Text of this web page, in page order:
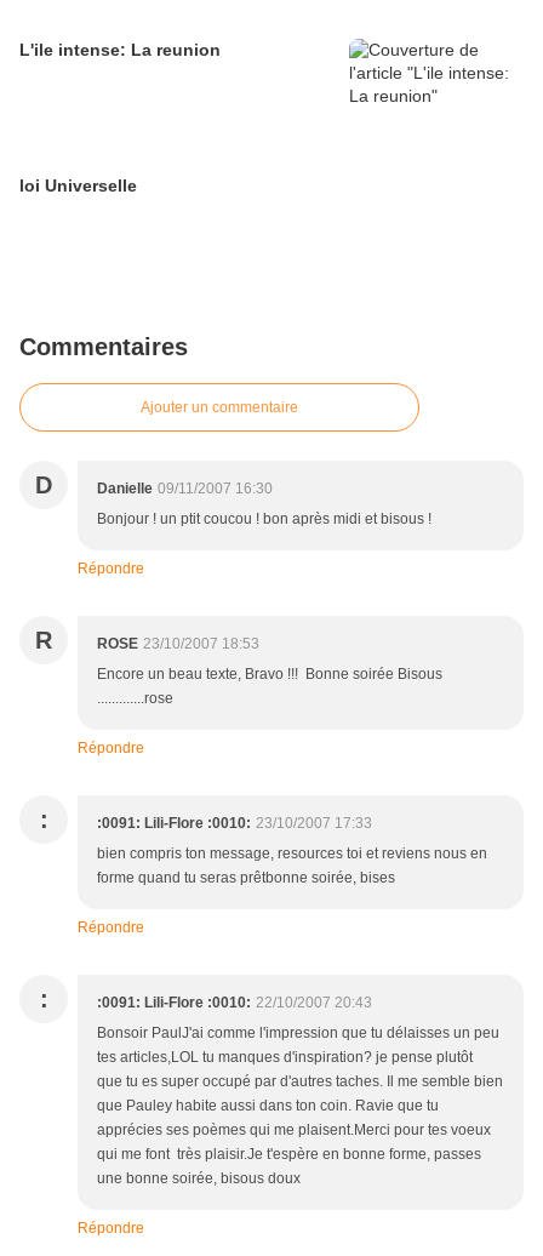
L'ile intense: La reunion
loi Universelle
Commentaires
Ajouter un commentaire
D Danielle 09/11/2007 16:30
Bonjour ! un ptit coucou ! bon après midi et bisous !
Répondre
R ROSE 23/10/2007 18:53
Encore un beau texte, Bravo !!! Bonne soirée Bisous
.............rose
Répondre
: :0091: Lili-Flore :0010: 23/10/2007 17:33
bien compris ton message, resources toi et reviens nous en
forme quand tu seras prêtbonne soirée, bises
Répondre
: :0091: Lili-Flore :0010: 22/10/2007 20:43
Bonsoir PaulJ'ai comme l'impression que tu délaisses un peu
tes articles,LOL tu manques d'inspiration? je pense plutôt
que tu es super occupé par d'autres taches. Il me semble bien
que Pauley habite aussi dans ton coin. Ravie que tu
apprécies ses poèmes qui me plaisent.Merci pour tes voeux
qui me font très plaisir.Je t'espère en bonne forme, passes
une bonne soirée, bisous doux
Répondre